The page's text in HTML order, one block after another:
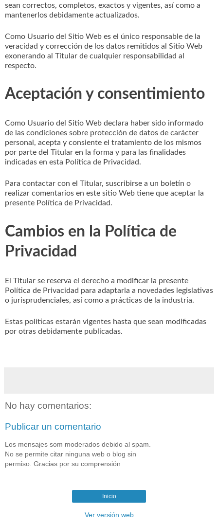
sean correctos, completos, exactos y vigentes, así como a
mantenerlos debidamente actualizados.
Como Usuario del Sitio Web es el único responsable de la
veracidad y corrección de los datos remitidos al Sitio Web
exonerando al Titular de cualquier responsabilidad al
respecto.
Aceptación y consentimiento
Como Usuario del Sitio Web declara haber sido informado
de las condiciones sobre protección de datos de carácter
personal, acepta y consiente el tratamiento de los mismos
por parte del Titular en la forma y para las finalidades
indicadas en esta Política de Privacidad.
Para contactar con el Titular, suscribirse a un boletín o
realizar comentarios en este sitio Web tiene que aceptar la
presente Política de Privacidad.
Cambios en la Política de
Privacidad
El Titular se reserva el derecho a modificar la presente
Política de Privacidad para adaptarla a novedades legislativas
o jurisprudenciales, así como a prácticas de la industria.
Estas políticas estarán vigentes hasta que sean modificadas
por otras debidamente publicadas.
No hay comentarios:
Publicar un comentario
Los mensajes som moderados debido al spam.
No se permite citar ninguna web o blog sin
permiso. Gracias por su comprensión
Inicio
Ver versión web